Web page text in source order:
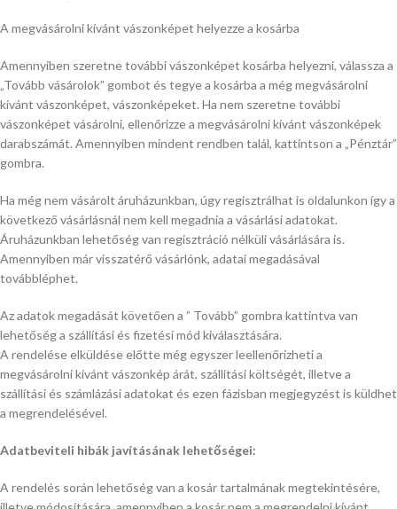
A megvásárolni kívánt vászonképet helyezze a kosárba
Amennyiben szeretne további vászonképet kosárba helyezni, válassza a
„Tovább vásárolok” gombot és tegye a kosárba a még megvásárolni
kívánt vászonképet, vászonképeket. Ha nem szeretne további
vászonképet vásárolni, ellenőrizze a megvásárolni kívánt vászonképek
darabszámát. Amennyiben mindent rendben talál, kattintson a „Pénztár”
gombra.
Ha még nem vásárolt áruházunkban, úgy regisztrálhat is oldalunkon így a
következő vásárlásnál nem kell megadnia a vásárlási adatokat.
Áruházunkban lehetőség van regisztráció nélküli vásárlására is.
Amennyiben már visszatérő vásárlónk, adatai megadásával
továbbléphet.
Az adatok megadását követően a ” Tovább” gombra kattintva van
lehetőség a szállítási és fizetési mód kiválasztására.
A rendelése elküldése előtte még egyszer leellenőrizheti a
megvásárolni kívánt vászonkép árát, szállítási költségét, illetve a
szállítási és számlázási adatokat és ezen fázisban megjegyzést is küldhet
a megrendelésével.
Adatbeviteli hibák javításának lehetőségei:
A rendelés során lehetőség van a kosár tartalmának megtekintésére,